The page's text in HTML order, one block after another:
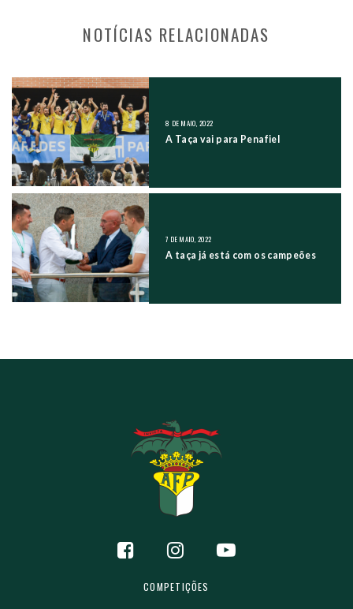
NOTÍCIAS RELACIONADAS
NAVEGAÇÃO NOS POSTS
8 DE MAIO, 2022
A Taça vai para Penafiel
7 DE MAIO, 2022
A taça já está com os campeões
COMPETIÇÕES